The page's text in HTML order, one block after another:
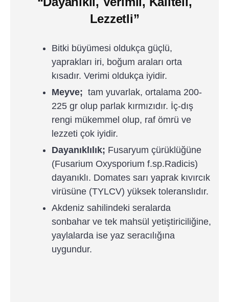
Lezzetli”
Bitki büyümesi oldukça güçlü,
yaprakları iri, boğum araları orta
kısadır. Verimi oldukça iyidir.
Meyve; tam yuvarlak, ortalama 200-
225 gr olup parlak kırmızıdır. İç-dış
rengi mükemmel olup, raf ömrü ve
lezzeti çok iyidir.
Dayanıklılık; Fusaryum çürüklüğüne
(Fusarium Oxysporium f.sp.Radicis)
dayanıklı. Domates sarı yaprak kıvırcık
virüsüne (TYLCV) yüksek toleranslıdır.
Akdeniz sahilindeki seralarda
sonbahar ve tek mahsül yetiştiriciliğine,
yaylalarda ise yaz seracılığına
uygundur.